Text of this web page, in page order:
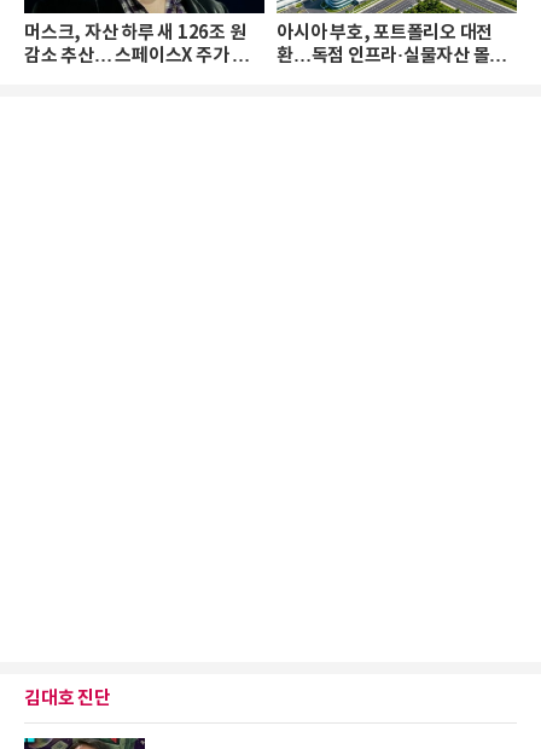
머스크, 자산 하루 새 126조 원
감소 추산… 스페이스X 주가 하
아시아 부호, 포트폴리오 대전
환…독점 인프라·실물자산 몰린
김대호 진단